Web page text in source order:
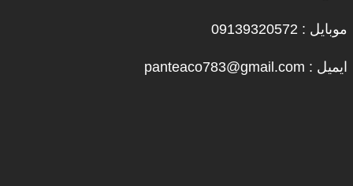
موبایل : 09139320572
ایمیل : panteaco783@gmail.com